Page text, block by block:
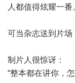
人都值得炫耀一番
可当杂志送到片场
制片人很惊讶：
“整本都在讲你，